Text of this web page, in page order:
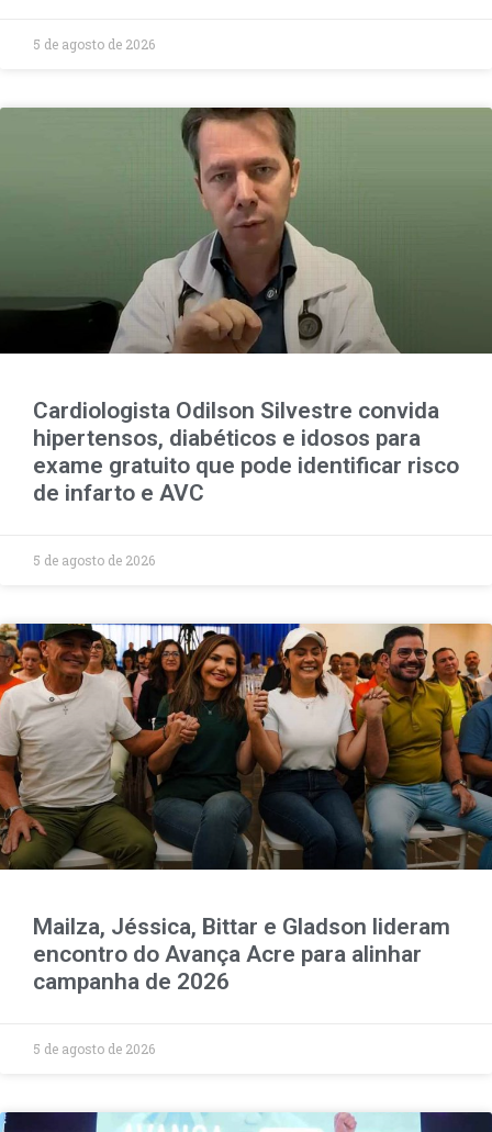
5 de agosto de 2026
Cardiologista Odilson Silvestre convida
hipertensos, diabéticos e idosos para
exame gratuito que pode identificar risco
de infarto e AVC
5 de agosto de 2026
Mailza, Jéssica, Bittar e Gladson lideram
encontro do Avança Acre para alinhar
campanha de 2026
5 de agosto de 2026